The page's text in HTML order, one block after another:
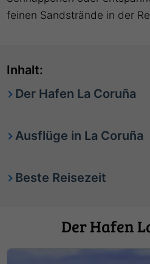
feinen Sandstrände in der
Inhalt:
Der Hafen La Coruña
Ausflüge in La Coruña
Beste Reisezeit
Der Hafen